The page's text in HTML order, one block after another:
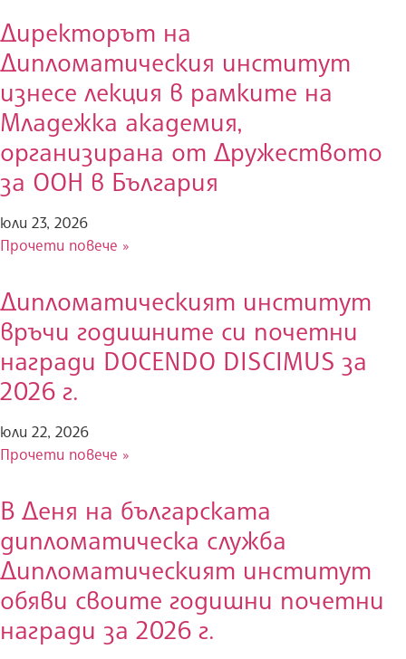
Директорът на
Дипломатическия институт
изнесе лекция в рамките на
Младежка академия,
организирана от Дружеството
за ООН в България
юли 23, 2026
Прочети повече »
Дипломатическият институт
връчи годишните си почетни
награди DOCENDO DISCIMUS за
2026 г.
юли 22, 2026
Прочети повече »
В Деня на българската
дипломатическа служба
Дипломатическият институт
обяви своите годишни почетни
награди за 2026 г.